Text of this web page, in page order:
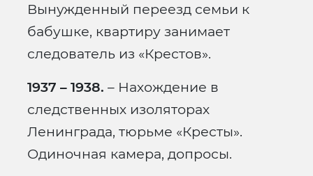
Вынужденный переезд семьи к
бабушке, квартиру занимает
следователь из «Крестов».
1937 – 1938. – Нахождение в
следственных изоляторах
Ленинграда, тюрьме «Кресты».
Одиночная камера, допросы.